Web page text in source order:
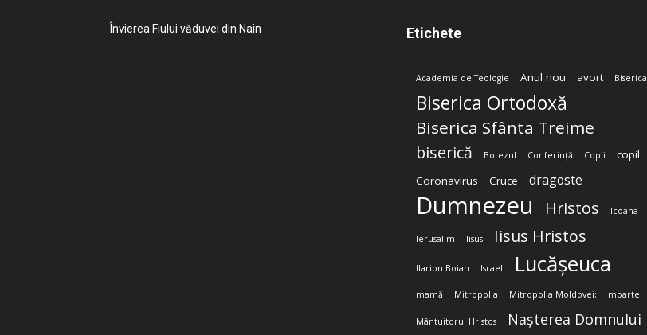
Învierea Fiului văduvei din Nain Etichete
Academia de Teologie Anul nou avort Biserica
Biserica Ortodoxă
Biserica Sfânta Treime
biserică Botezul Conferință Copii
copil
Coronavirus
Cruce dragoste
Dumnezeu Hristos Icoana
Ierusalim Iisus Iisus Hristos
Ilarion Boian Israel Lucășeuca
mamă Mitropolia Mitropolia Moldovei; moarte
Mântuitorul Hristos Nașterea Domnului